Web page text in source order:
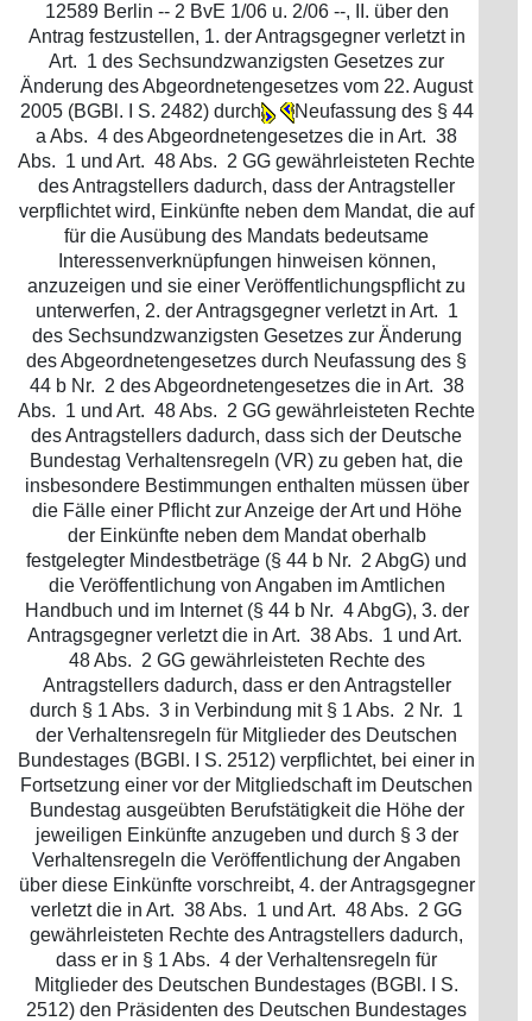
12589 Berlin -- 2 BvE 1/06 u. 2/06 --, II. über den
Antrag festzustellen, 1. der Antragsgegner verletzt in
Art. 1 des Sechsundzwanzigsten Gesetzes zur
Änderung des Abgeordnetengesetzes vom 22. August
2005 (BGBl. I S. 2482) durch
Neufassung des § 44
a Abs. 4 des Abgeordnetengesetzes die in Art. 38
Abs. 1 und Art. 48 Abs. 2 GG gewährleisteten Rechte
des Antragstellers dadurch, dass der Antragsteller
verpflichtet wird, Einkünfte neben dem Mandat, die auf
für die Ausübung des Mandats bedeutsame
Interessenverknüpfungen hinweisen können,
anzuzeigen und sie einer Veröffentlichungspflicht zu
unterwerfen, 2. der Antragsgegner verletzt in Art. 1
des Sechsundzwanzigsten Gesetzes zur Änderung
des Abgeordnetengesetzes durch Neufassung des §
44 b Nr. 2 des Abgeordnetengesetzes die in Art. 38
Abs. 1 und Art. 48 Abs. 2 GG gewährleisteten Rechte
des Antragstellers dadurch, dass sich der Deutsche
Bundestag Verhaltensregeln (VR) zu geben hat, die
insbesondere Bestimmungen enthalten müssen über
die Fälle einer Pflicht zur Anzeige der Art und Höhe
der Einkünfte neben dem Mandat oberhalb
festgelegter Mindestbeträge (§ 44 b Nr. 2 AbgG) und
die Veröffentlichung von Angaben im Amtlichen
Handbuch und im Internet (§ 44 b Nr. 4 AbgG), 3. der
Antragsgegner verletzt die in Art. 38 Abs. 1 und Art.
48 Abs. 2 GG gewährleisteten Rechte des
Antragstellers dadurch, dass er den Antragsteller
durch § 1 Abs. 3 in Verbindung mit § 1 Abs. 2 Nr. 1
der Verhaltensregeln für Mitglieder des Deutschen
Bundestages (BGBl. I S. 2512) verpflichtet, bei einer in
Fortsetzung einer vor der Mitgliedschaft im Deutschen
Bundestag ausgeübten Berufstätigkeit die Höhe der
jeweiligen Einkünfte anzugeben und durch § 3 der
Verhaltensregeln die Veröffentlichung der Angaben
über diese Einkünfte vorschreibt, 4. der Antragsgegner
verletzt die in Art. 38 Abs. 1 und Art. 48 Abs. 2 GG
gewährleisteten Rechte des Antragstellers dadurch,
dass er in § 1 Abs. 4 der Verhaltensregeln für
Mitglieder des Deutschen Bundestages (BGBl. I S.
2512) den Präsidenten des Deutschen Bundestages